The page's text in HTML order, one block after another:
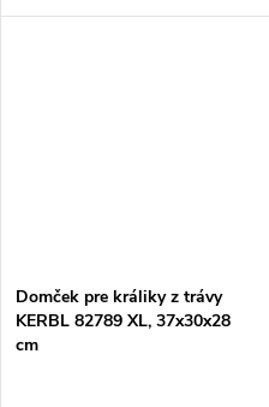
o rozmeroch 50x25x25 cm.
Domček pre králiky z trávy
KERBL 82789 XL, 37x30x28
cm